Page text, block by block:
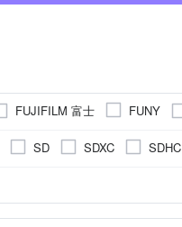
FUJIFILM 富士 FUNY
SONY 索尼 其他品牌
SD SDXC SDHC